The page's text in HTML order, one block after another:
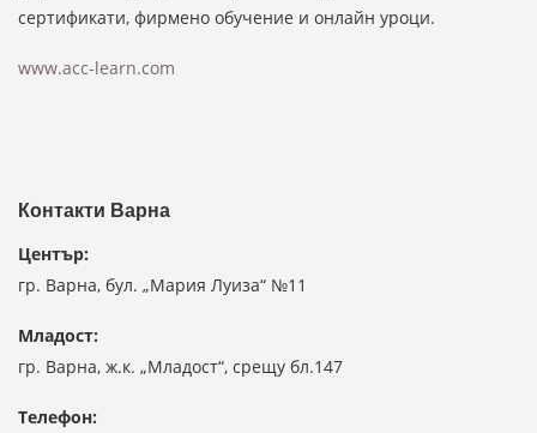
сертификати, фирмено обучение и онлайн уроци.
www.acc-learn.com
Контакти Варна
Център:
гр. Варна, бул. „Мария Луиза“ №11
Младост:
гр. Варна, ж.к. „Младост“, срещу бл.147
Телефон: